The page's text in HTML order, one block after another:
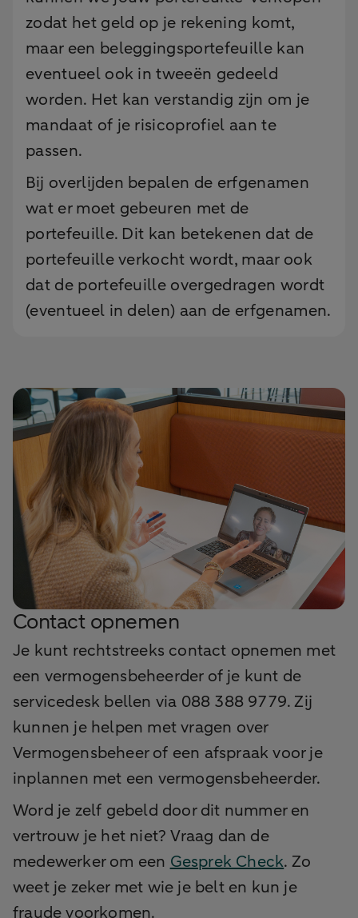
zodat het geld op je rekening komt,
maar een beleggingsportefeuille kan
eventueel ook in tweeën gedeeld
worden. Het kan verstandig zijn om je
mandaat of je risicoprofiel aan te
passen.
Bij overlijden bepalen de erfgenamen
wat er moet gebeuren met de
portefeuille. Dit kan betekenen dat de
portefeuille verkocht wordt, maar ook
dat de portefeuille overgedragen wordt
(eventueel in delen) aan de erfgenamen.
Contact opnemen
Je kunt rechtstreeks contact opnemen met
een vermogensbeheerder of je kunt de
servicedesk bellen via 088 388 9779. Zij
kunnen je helpen met vragen over
Vermogensbeheer of een afspraak voor je
inplannen met een vermogensbeheerder.
Word je zelf gebeld door dit nummer en
vertrouw je het niet? Vraag dan de
medewerker om een Gesprek Check. Zo
weet je zeker met wie je belt en kun je
fraude voorkomen.